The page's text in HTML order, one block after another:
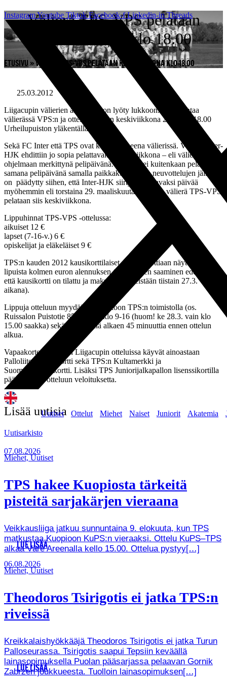
Mene
sisältöön
InstagramYoutube Tiktok Facebook-f Linkedin-in Threads
Uutiset Ottelut Miehet Naiset Juniorit Akatemia
Välierä TPS-VPS pelataan
keskiviikkona klo 18.00
ETUSIVU »VÄLIERÄ TPS-VPS PELATAAN KESKIVIIKKONA KLO 18.00
25.03.2012
Liigacupin välierien aikataulut on lyöty lukkoon. TPS kohtaa
välierässä VPS:n ja ottelu pelataan keskiviikkona 28.3. klo 18.00
Urheilupuiston yläkentällä.
Sekä FC Inter että TPS ovat kotijoukkueena välierissä. Välierä Inter-
HJK ehdittiin jo sopia pelattavaksi keskiviikkona – eli välierien
ohjelmaan merkittynä pelipäivänä. Välieriä ei kuitenkaan pelata
samana pelipäivänä samalla paikkakunnalla ja neuvottelujen jälkeen
on päädytty siihen, että Inter-HJK siirtyy pelattavaksi päivää
myöhemmin eli torstaina 29. maaliskuuta ja toinen välierä TPS-VPS
pelataan siis keskiviikkona.
Lippuhinnat TPS-VPS -ottelussa:
aikuiset 12 €
lapset (7-16-v.) 6 €
opiskelijat ja eläkeläiset 9 €
TPS:n kauden 2012 kausikorttilaiset saavat korttiaan näyttämällä
lipuista kolmen euron alennuksen (alennuksen saaminen edellyttää,
että kausikortti on tilattu ja maksettu viimeistään tiistain 27.3.
aikana).
Lippuja otteluun myydään ennakkoon TPS:n toimistolla (os.
Ruissalon Puistotie 85) arkisin klo 9-16 (huom! ke 28.3. vain klo
15.00 saakka) sekä yläkentällä alkaen 45 minuuttia ennen ottelun
alkua.
Vapaakorteista TPS:n Liigacupin otteluissa käyvät ainoastaan
Palloliiton Kultakortti sekä TPS:n Kultamerkki ja
Suomenmestarikortti. Lisäksi TPS Juniorijalkapallon lisenssikortilla
pääsee tähän otteluun veloituksetta.
Lisää uutisia
Uutisarkisto
07.08.2026
Miehet, Uutiset
TPS hakee Kuopiosta tärkeitä
pisteitä sarjakärjen vieraana
Veikkausliiga jatkuu sunnuntaina 9. elokuuta, kun TPS
matkustaa Kuopioon KuPS:n vieraaksi. Ottelu KuPS–TPS
alkaa Väre Areenalla kello 15.00. Ottelua pystyy[…]
LUE LISÄÄ
06.08.2026
Miehet, Uutiset
Theodoros Tsirigotis ei jatka TPS:n
riveissä
Kreikkalaishyökkääjä Theodoros Tsirigotis ei jatka Turun
Palloseurassa. Tsirigotis saapui Tepsiin keväällä
lainasopimuksella Puolan pääsarjassa pelaavan Gornik
Zabrzen joukkueesta. Tuolloin lainasopimuksen[…]
LUE LISÄÄ